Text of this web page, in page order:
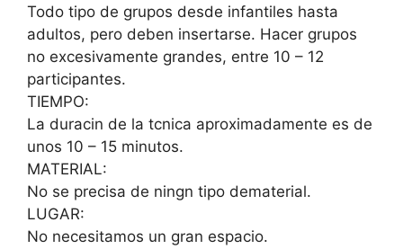
Todo tipo de grupos desde infantiles hasta
adultos, pero deben insertarse. Hacer grupos
no excesivamente grandes, entre 10 – 12
participantes.
TIEMPO:
La duracin de la tcnica aproximadamente es de
unos 10 – 15 minutos.
MATERIAL:
No se precisa de ningn tipo dematerial.
LUGAR:
No necesitamos un gran espacio.